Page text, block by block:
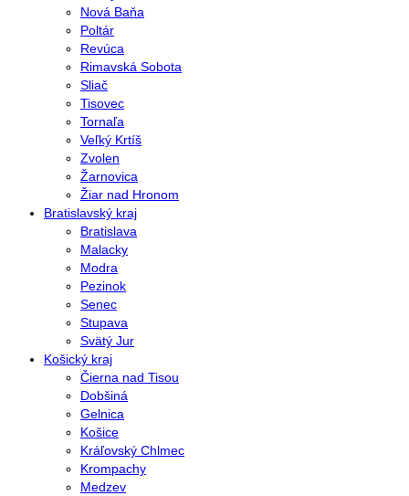
Nová Baňa
Poltár
Revúca
Rimavská Sobota
Sliač
Tisovec
Tornaľa
Veľký Krtíš
Zvolen
Žarnovica
Žiar nad Hronom
Bratislavský kraj
Bratislava
Malacky
Modra
Pezinok
Senec
Stupava
Svätý Jur
Košický kraj
Čierna nad Tisou
Dobšiná
Gelnica
Košice
Kráľovský Chlmec
Krompachy
Medzev